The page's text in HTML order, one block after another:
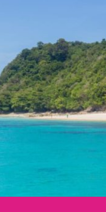
โด่งดังไปทั่วโลก?
ฉากภาพยนตร์ระดับโลก